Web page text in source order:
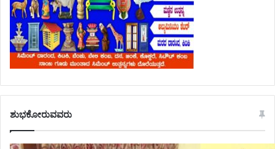
ಶುಭಕೋರುವವರು